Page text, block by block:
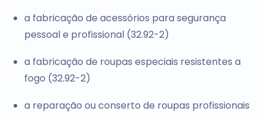
a fabricação de acessórios para segurança
pessoal e profissional (32.92-2)
a fabricação de roupas especiais resistentes a
fogo (32.92-2)
a reparação ou conserto de roupas profissionais